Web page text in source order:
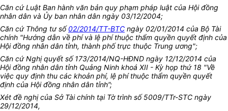
Căn cứ Luật Ban hành văn bản quy phạm pháp luật của Hội đồng
nhân dân và Ủy ban nhân dân ngày 03/12/2004;
Căn cứ Thông tư số02/2014/TT-BTC ngày 02/01/2014 của Bộ Tài
chính "Hướng dẫn về phí và lệ phí thuộc thẩm quyền quyết định của
Hội đồng nhân dân tỉnh, thành phố trực thuộc Trung ương";
Căn cứ Nghị quyết số 173/2014/NQ-HĐND ngày 12/12/2014 của
Hội đồng nhân dân tỉnh Quảng Ninh khoá XII - Kỳ họp thứ 18 "Về
việc quy định thu các khoản phí, lệ phí thuộc thẩm quyền quyết
định của Hội đồng nhân dân tỉnh”;
Xét đề nghị của Sở Tài chính tại Tờ trình số 5009/TTr-STC ngày
29/12/2014,